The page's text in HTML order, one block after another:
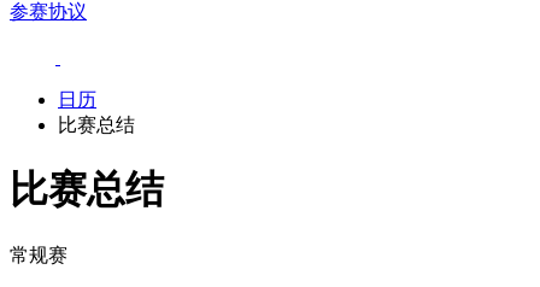
参赛协议
日历
比赛总结
比赛总结
常规赛